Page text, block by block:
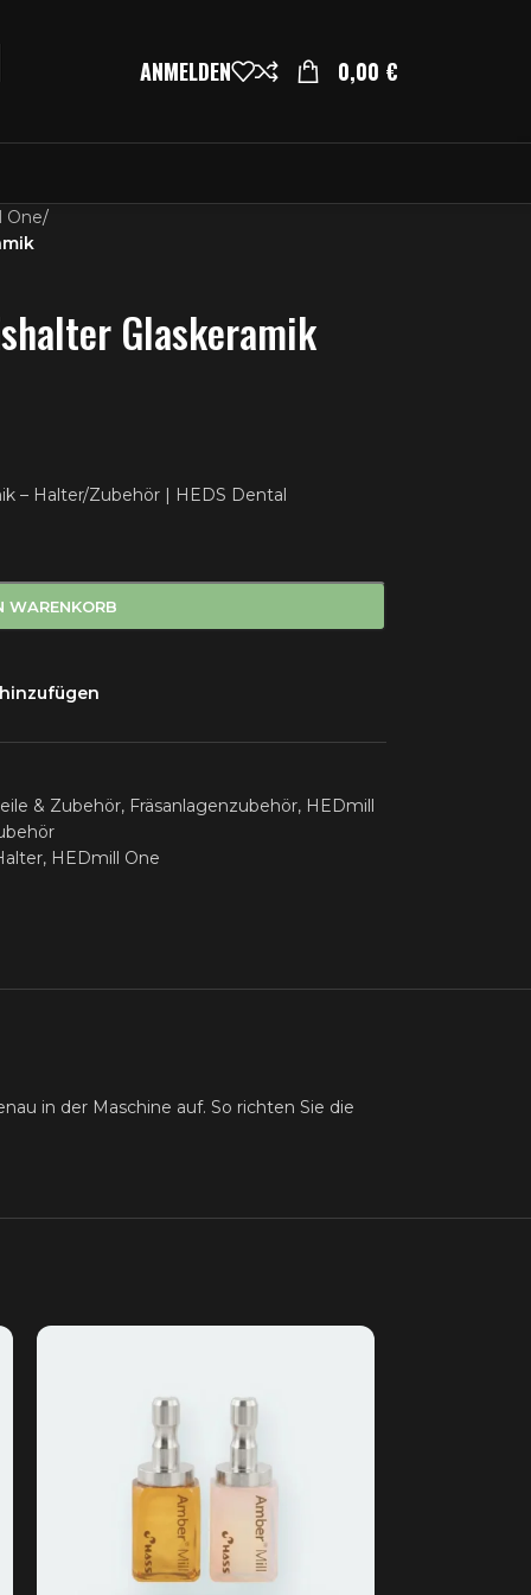
ANMELDEN 0,00 €
One/
Glaskeramik
– Halter/Zubehör | HEDS Dental
WARENKORB
& Zubehör, Fräsanlagenzubehör, HEDmill
, HEDmill One
in der Maschine auf. So richten Sie die